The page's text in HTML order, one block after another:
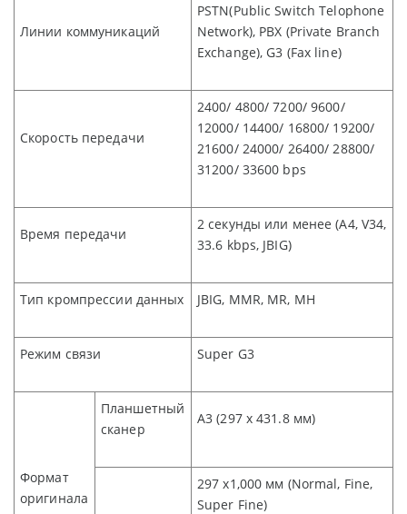
Линии коммуникаций
PSTN(Public Switch Telophone
Network), PBX (Private Branch
Exchange), G3 (Fax line)
Скорость передачи
2400/ 4800/ 7200/ 9600/
12000/ 14400/ 16800/ 19200/
21600/ 24000/ 26400/ 28800/
31200/ 33600 bps
Время передачи
2 секунды или менее(A4, V34,
33.6 kbps, JBIG)
Тип кромпрессии данных JBIG, MMR, MR, MH
Режим связи Super G3
Формат
оригинала
Планшетный
сканер
A3 (297 x 431.8 мм)
297 x1,000 мм (Normal, Fine,
Super Fine)